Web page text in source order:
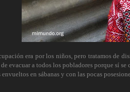
era por los niños, pero tratamos de
evacuar a todos los pobladores porque sí
en sábanas y con las pocas